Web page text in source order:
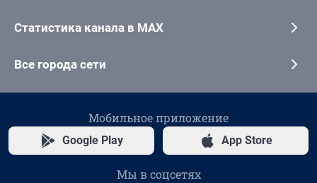
Статистика канала в MAX
Все города сети
Мобильное приложение
Google Play App Store
Мы в соцсетях